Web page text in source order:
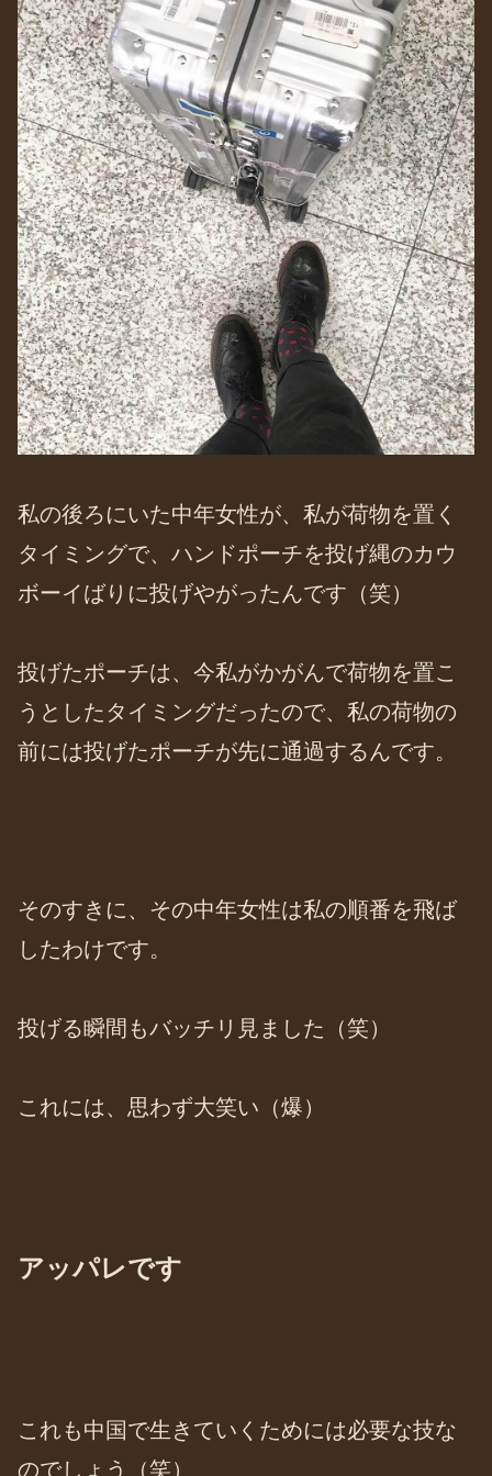
私の後ろにいた中年女性が、私が荷物を置く
タイミングで、ハンドポーチを投げ縄のカウ
ボーイばりに投げやがったんです（笑）
投げたポーチは、今私がかがんで荷物を置こ
うとしたタイミングだったので、私の荷物の
前には投げたポーチが先に通過するんです。
そのすきに、その中年女性は私の順番を飛ば
したわけです。
投げる瞬間もバッチリ見ました（笑）
これには、思わず大笑い（爆）
アッパレです
これも中国で生きていくためには必要な技な
のでしょう（笑）